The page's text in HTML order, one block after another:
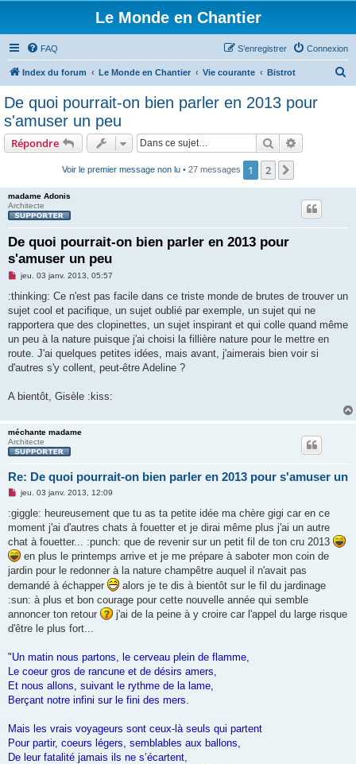
Le Monde en Chantier
FAQ Connexion
S’enregistrer
Index du forum Le Monde en Chantier Vie courante Bistrot
c
De quoi pourrait-on bien parler en 2013 pour
s'amuser un peu
Répondre Rechercher
Voir le premier message non lu • 27 messages 1 2
madame Adonis
Architecte
De quoi pourrait-on bien parler en 2013 pour
s'amuser un peu
M
s
a
g
e
n
o
l
jeu. 03 janv. 2013, 05:57
:thinking: Ce n'est pas facile dans ce triste monde de brutes de trouver un
sujet cool et pacifique, un sujet oublié par exemple, un sujet qui ne
rapportera que des clopinettes, un sujet inspirant et qui colle quand même
un peu à la nature puisque j'ai choisi la fillière nature pour le mettre en
route. J'ai quelques petites idées, mais avant, j'aimerais bien voir si
d'autres s'y collent, peut-être Adeline ?
A bientôt, Gisèle :kiss:
méchante madame
Architecte
Re: De quoi pourrait-on bien parler en 2013 pour s'amuser un
M
s
s
a
g
e
n
o
l
u
jeu. 03 janv. 2013, 12:09
:giggle: heureusement que tu as ta petite idée ma chère gigi car en ce
moment j'ai d'autres chats à fouetter et je dirai même plus j'ai un autre
chat à fouetter... :punch: que de revenir sur un petit fil de ton cru 2013
en plus le printemps arrive et je me prépare à saboter mon coin de
jardin pour le redonner à la nature champêtre auquel il n'avait pas
demandé à échapper
alors je te dis à bientôt sur le fil du jardinage
:sun: à plus et bon courage pour cette nouvelle année qui semble
annoncer ton retour
j'ai de la peine à y croire car l'appel du large risque
d'être le plus fort...
"Un matin nous partons, le cerveau plein de flamme,
Le coeur gros de rancune et de désirs amers,
Et nous allons, suivant le rythme de la lame,
Berçant notre infini sur le fini des mers.
Mais les vrais voyageurs sont ceux-là seuls qui partent
Pour partir, coeurs légers, semblables aux ballons,
De leur fatalité jamais ils ne s’écartent,